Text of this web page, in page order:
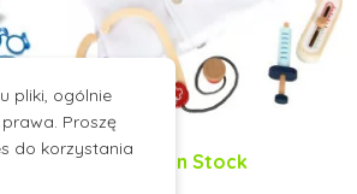
On Stock
pliki, ogólnie
Proszę
do korzystania